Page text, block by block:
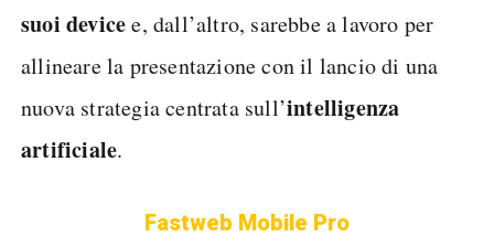
suoi devicee, dall’altro, sarebbe a lavoro per
allineare la presentazione con il lancio di una
nuova strategia centrata sull’intelligenza
artificiale.
Fastweb Mobile Pro